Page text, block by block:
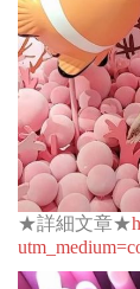
★詳細文章★